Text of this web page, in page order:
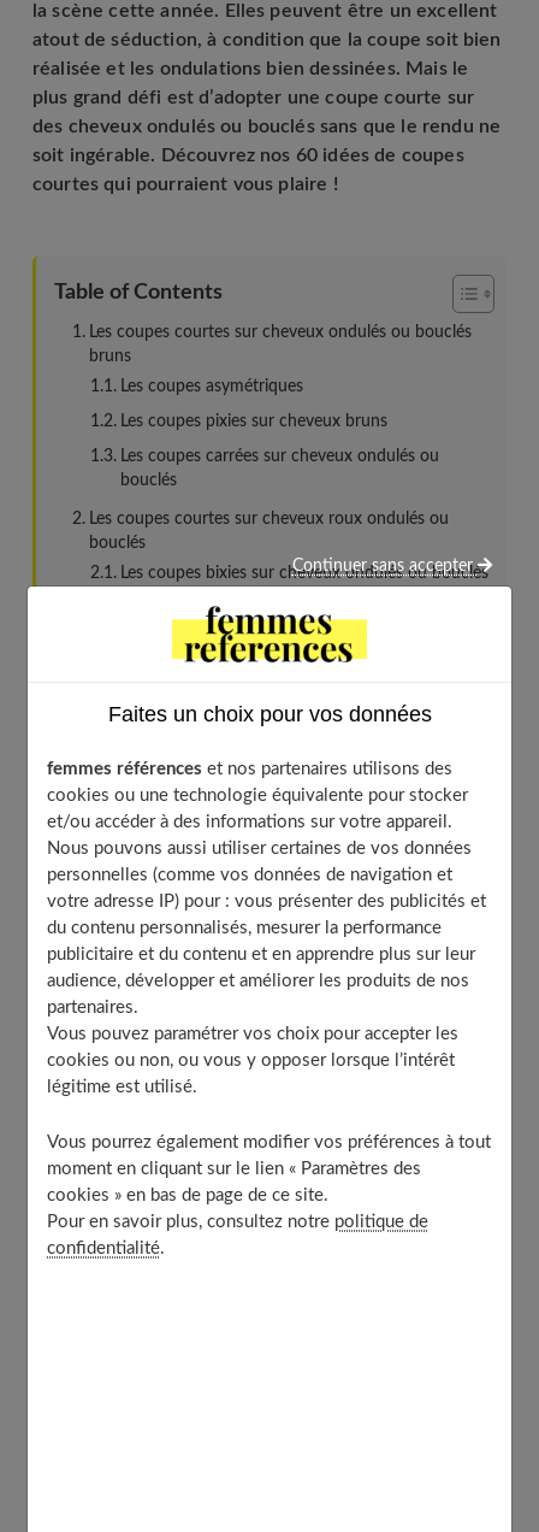
la scène cette année. Elles peuvent être un excellent
atout de séduction, à condition que la coupe soit bien
réalisée et les ondulations bien dessinées. Mais le
plus grand défi est d’adopter une coupe courte sur
des cheveux ondulés ou bouclés sans que le rendu ne
soit ingérable. Découvrez nos 60 idées de coupes
courtes qui pourraient vous plaire !
Table of Contents
Les coupes courtes sur cheveux ondulés ou bouclés
bruns
Les coupes asymétriques
Les coupes pixies sur cheveux bruns
Les coupes carrées sur cheveux ondulés ou
bouclés
Les coupes courtes sur cheveux roux ondulés ou
bouclés
Les coupes bixies sur cheveux ondulés ou bouclés
Les coupes pixies sur cheveux roux
Les coupes courtes sur cheveux auburn ondulés ou
Les coupes bixies sur cheveux auburn
auburn
Les coupes courtes sur cheveux ondulés ou bouclés
blond chaud
Les coupes carrées sur cheveux blond chaud
Les coupes pixie sur cheveux ondulés et bouclés
À découvrir aussi
Les coupes courtes sur cheveux ondulés
ou bouclés bruns
Les coupes asymétriques
Faites un choix pour vos données
femmes références et nos partenaires utilisons des
cookies ou une technologie équivalente pour stocker
et/ou accéder à des informations sur votre appareil.
Nous pouvons aussi utiliser certaines de vos données
personnelles (comme vos données de navigation et
votre adresse IP) pour : vous présenter des publicités et
du contenu personnalisés, mesurer la performance
publicitaire et du contenu et en apprendre plus sur leur
audience, développer et améliorer les produits de nos
partenaires.
Vous pouvez paramétrer vos choix pour accepter les
cookies ou non, ou vous y opposer lorsque l’intérêt
légitime est utilisé.
Vous pourrez également modifier vos préférences à tout
moment en cliquant sur le lien « Paramètres des
cookies » en bas de page de ce site.
Pour en savoir plus, consultez notre politique de
confidentialité.
Continuer sans accepter